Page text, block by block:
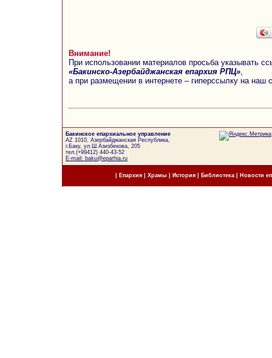
Внимание!
При использовании материалов просьба указывать
«Бакинско-Азербайджанская епархия РПЦ»
а при размещении в интернете – гиперссылку на наш
Бакинское епархиальное управление
AZ 1010, Азербайджанская Республика,
г.Баку, ул.Ш.Азизбекова, 205
тел.(+99412) 440-43-52
E-mail: baku@eparhia.ru
Епархия| Храмы История| Библиотека Новости